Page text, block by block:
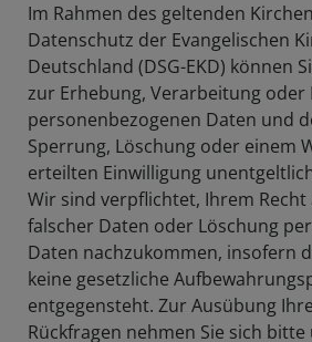
Im Rahmen des geltenden
Datenschutz der Evangelischen
Deutschland (DSG-EKD) können
zur Erhebung, Verarbeitung
personenbezogenen Daten und
Sperrung, Löschung oder einem
erteilten Einwilligung
Wir sind verpflichtet, Ihrem
falscher Daten oder Löschung
Daten nachzukommen, insofern
keine gesetzliche
entgegensteht. Zur Ausübung
Rückfragen nehmen Sie sich